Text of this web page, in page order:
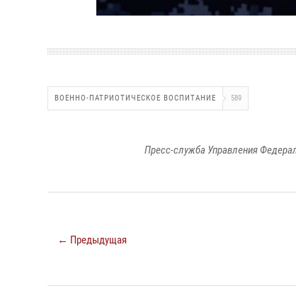
ВОЕННО-ПАТРИОТИЧЕСКОЕ ВОСПИТАНИЕ 589
Пресс-служба Управления
← Предыдущая